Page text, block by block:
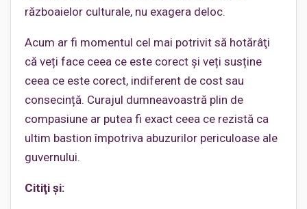
războaielor culturale, nu exagera deloc.
Acum ar fi momentul cel mai potrivit să hotărâţi
că veți face ceea ce este corect și veți susține
ceea ce este corect, indiferent de cost sau
consecință. Curajul dumneavoastră plin de
compasiune ar putea fi exact ceea ce rezistă ca
ultim bastion împotriva abuzurilor periculoase ale
guvernului.
Citiţi şi: